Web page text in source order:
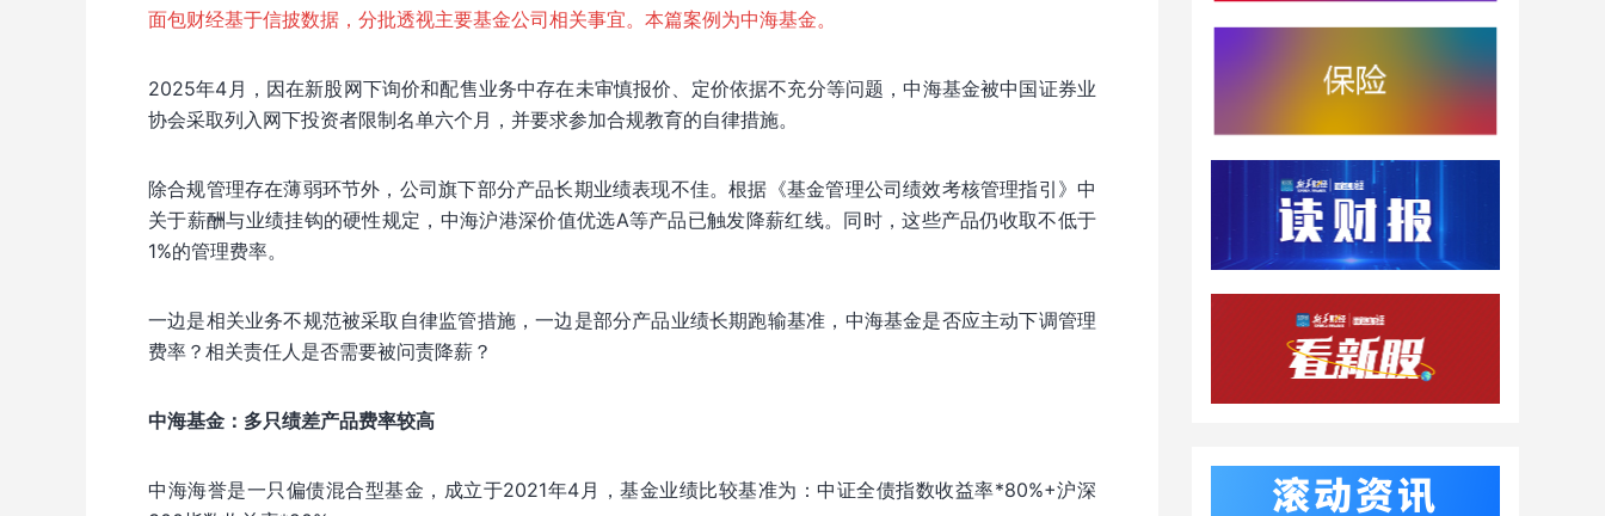
面包财经基于信披数据，分批透视主要基金公司相关事宜。本篇案例为中海基金。
2025年4月，因在新股网下询价和配售业务中存在未审慎报价、定价依据不充分等问题，中海基金被中国证券业
协会采取列入网下投资者限制名单六个月，并要求参加合规教育的自律措施。
除合规管理存在薄弱环节外，公司旗下部分产品长期业绩表现不佳。根据《基金管理公司绩效考核管理指引》中
关于薪酬与业绩挂钩的硬性规定，中海沪港深价值优选A等产品已触发降薪红线。同时，这些产品仍收取不低于
1%的管理费率。
一边是相关业务不规范被采取自律监管措施，一边是部分产品业绩长期跑输基准，中海基金是否应主动下调管理
费率？相关责任人是否需要被问责降薪？
中海基金：多只绩差产品费率较高
中海海誉是一只偏债混合型基金，成立于2021年4月，基金业绩比较基准为：中证全债指数收益率*80%+沪深